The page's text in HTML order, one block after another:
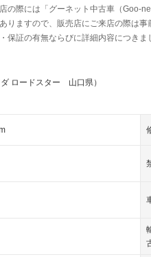
の際には「グーネット中古車（Goo-
りますので、販売店にご来店の際は
保証の有無ならびに詳細内容につき
ダ ロードスター 山口県）